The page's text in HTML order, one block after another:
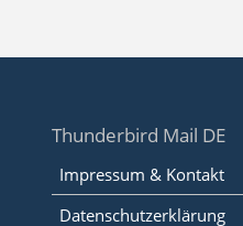
Thunderbird Mail DE
Impressum & Kontakt
Datenschutzerklärung